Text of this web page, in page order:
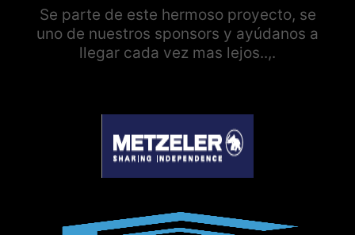
Se parte de este hermoso proyecto, se
uno de nuestros sponsors y ayúdanos a
llegar cada vez mas lejos..,.